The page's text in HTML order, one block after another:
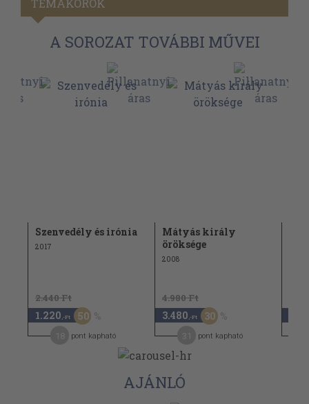
A SOROZAT TOVÁBBI MŰVEI
Szenvedély és irónia
2017
2.440 Ft
1.220 ,-Ft 50
pont kapható
Mátyás király
öröksége
2008
4.980 Ft
3.480 ,-Ft 30
pont kapható
AJÁNLÓ